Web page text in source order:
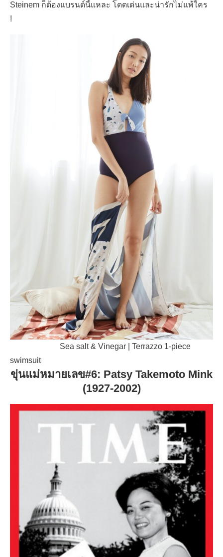
Steinem ก็ต้องแบรนด์นี้แหละ โดดเด่นและน่ารักไม่แพ้ใคร
!
Sea salt & Vinegar | Terrazzo 1-piece
swimsuit
ขุ่นแม่หมายเลข#6: Patsy Takemoto Mink
(1927-2002)